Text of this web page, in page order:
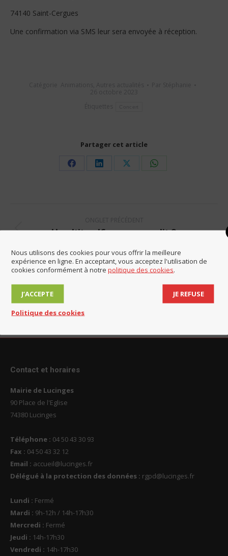
74140 Saint-Cergues
Une confirmation via SMS leur sera envoyée à réception.
Partager cet article
Share
Share
Share
Share
de
Onglet
Un p’tit selfie, ça vous dit ?
ONGLET SUIVANT
Onglet
Urgent : la commune recherche 4 agents
Contact et horaires
Mairie de Lucinges
90 Place de l'Eglise
74380 Lucinges
Téléphone : 04 50 43 30 93
Fax : 04 50 43 32 12
Email : accueil@lucinges.fr
Délégué à la protection des données : rgpd@lucinges.fr
Lundi : Fermé
Mardi : 9h-12h / 14h-17h30
Mercredi : Fermé
Jeudi : 14h-17h30
Vendredi : 14h-17h30
Nous utilisons des cookies pour vous offrir la meilleure
expérience en ligne. En acceptant, vous acceptez l'utilisation de
cookies conformément à notrepolitique des cookies.
J’ACCEPTE JE REFUSE
Politique des cookies